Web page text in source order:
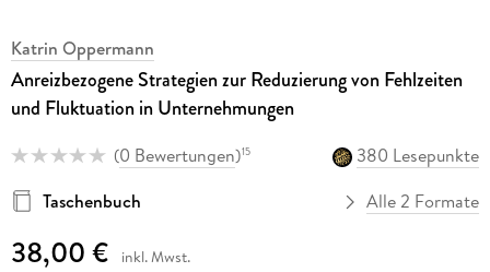
Katrin Oppermann
Anreizbezogene Strategien zur Reduzierung von Fehlzeiten
und Fluktuation in Unternehmungen
(0 Bewertungen)15
380 Lesepunkte
Taschenbuch
Alle 2 Formate
38,00 € inkl. Mwst.